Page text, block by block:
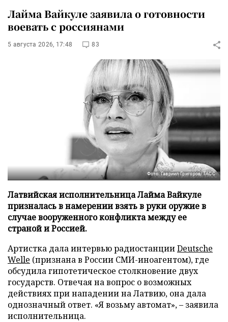
Лайма Вайкуле заявила о готовности
воевать с россиянами
5 августа 2026, 17:48 83
Фото: Гавриил Григоров/ТАСС
Латвийская исполнительница Лайма Вайкуле
призналась в намерении взять в руки оружие в
случае вооруженного конфликта между ее
страной и Россией.
Артистка дала интервью радиостанцииDeutsche
Welle (признана в России СМИ-иноагентом), где
обсудила гипотетическое столкновение двух
государств. Отвечая на вопрос о возможных
действиях при нападении на Латвию, она дала
однозначный ответ. «Я возьму автомат», – заявила
исполнительница.